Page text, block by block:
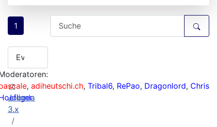
1
, adiheutschi.ch, Tribal6, RePao, Dragonlord, Chris
Joomla
3.x